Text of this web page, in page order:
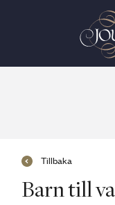
Barn till
Tillbaka